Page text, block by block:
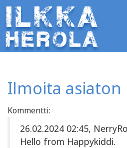
Ilmoita
Kommentti:
26.02.2024 02:45,
Hello from Happykiddi.